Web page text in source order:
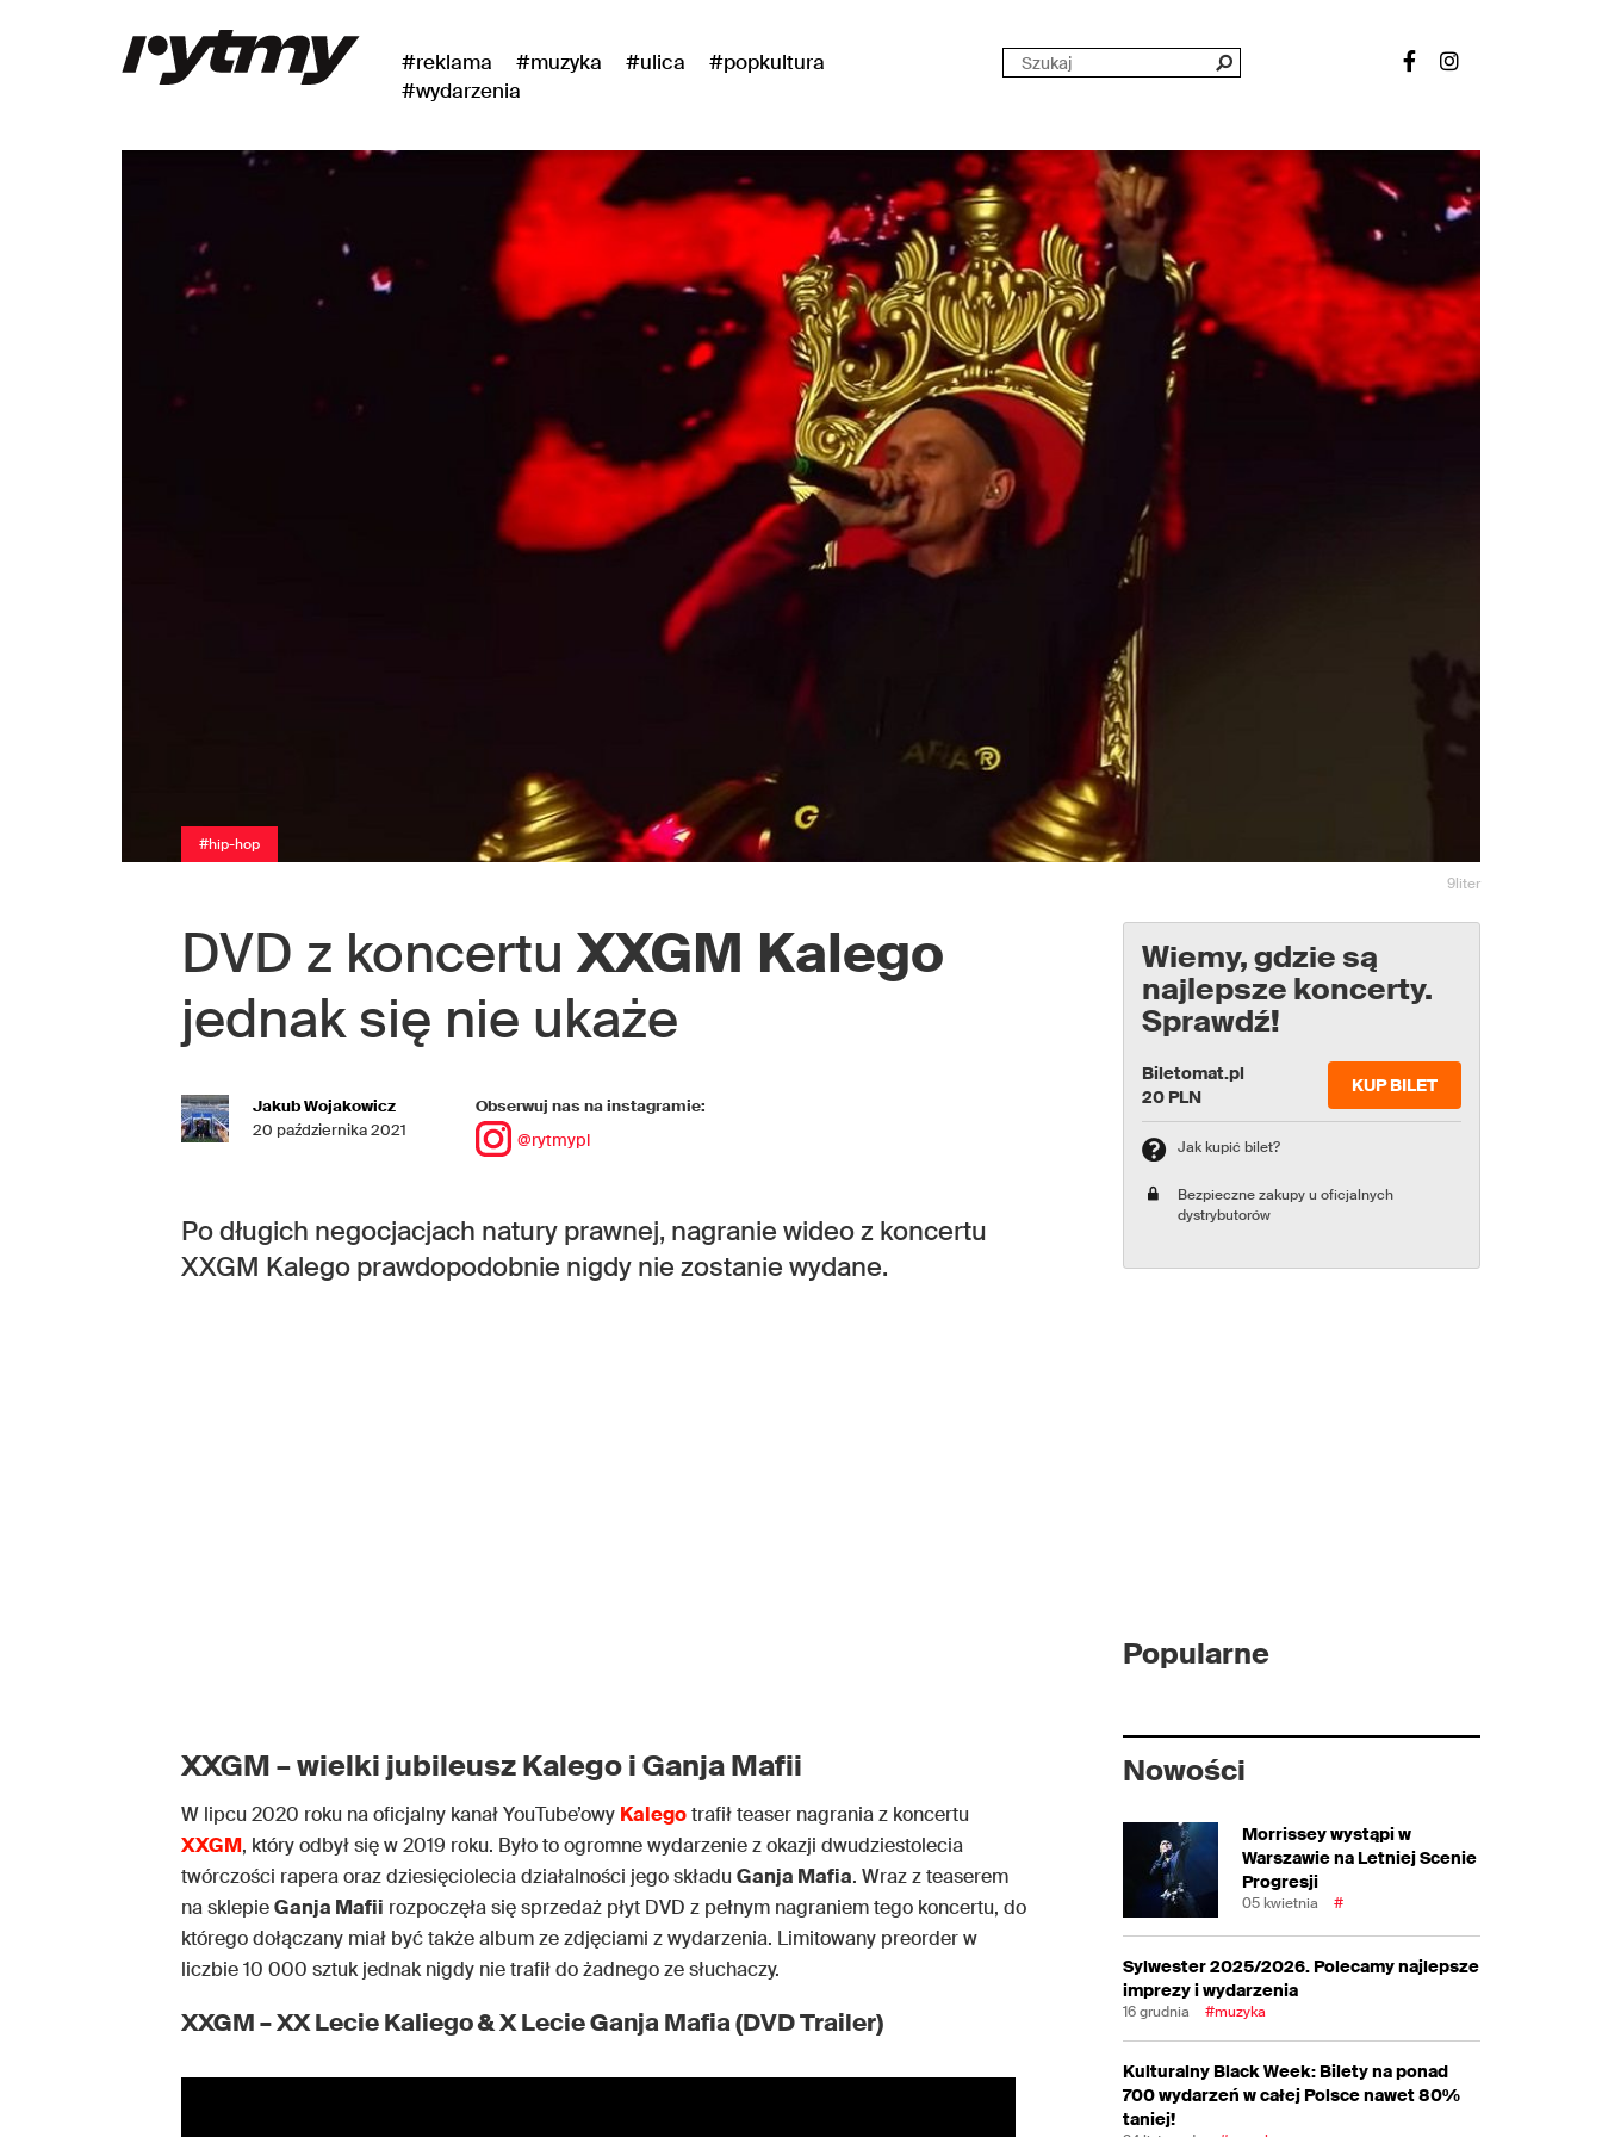
#reklama #muzyka #ulica
#popkultura
#wydarzenia
#hip-hop
9liter
DVD z koncertuXXGM Kalego
jednak się nie ukaże
Jakub Wojakowicz
20 października 2021
Obserwuj nas na instagramie:
@rytmypl
Po długich negocjacjach natury prawnej, nagranie wideo z koncertu
XXGM Kalego prawdopodobnie nigdy nie zostanie wydane.
XXGM – wielki jubileusz Kalego i Ganja Mafii
W lipcu 2020 roku na oficjalny kanał YouTube’owy Kalegotrafił teaser nagrania z koncertu
XXGM, który odbył się w 2019 roku. Było to ogromne wydarzenie z okazji dwudziestolecia
twórczości rapera oraz dziesięciolecia działalności jego składu Ganja Mafia. Wraz z teaserem
na sklepieGanja Mafii rozpoczęła się sprzedaż płyt DVD z pełnym nagraniem tego koncertu, do
którego dołączany miał być także album ze zdjęciami z wydarzenia. Limitowany preorder w
liczbie 10 000 sztuk jednak nigdy nie trafił do żadnego ze słuchaczy.
XXGM – XX Lecie Kaliego & X Lecie Ganja Mafia (DVD Trailer)
Wiemy, gdzie są
najlepsze koncerty.
Sprawdź!
Biletomat.pl
20 PLN
KUP BILET
Jak kupić bilet?
Bezpieczne zakupy u oficjalnych
dystrybutorów
Popularne
Nowości
Morrissey wystąpi w
Warszawie na Letniej Scenie
Progresji
05 kwietnia #
Sylwester 2025/2026. Polecamy najlepsze
imprezy i wydarzenia
16 grudnia #muzyka
Kulturalny Black Week: Bilety na ponad
700 wydarzeń w całej Polsce nawet 80%
taniej!